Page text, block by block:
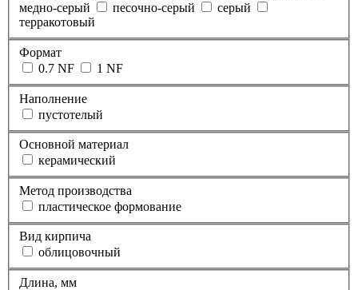
медно-серый
песочно-серый
серый
терракотовый
Формат
0.7 NF
1 NF
Наполнение
пустотелый
Основной материал
керамический
Метод производства
пластическое формование
Вид кирпича
облицовочный
Длина, мм